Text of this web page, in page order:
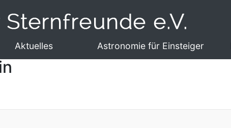
Aktuelles Astronomie für Einsteiger